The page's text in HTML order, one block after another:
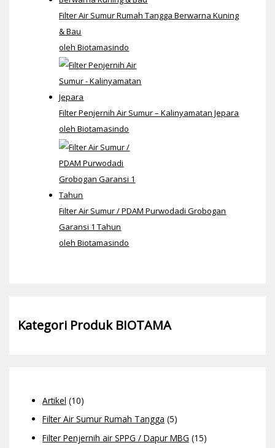
Filter Air Sumur Rumah Tangga Berwarna Kuning
& Bau
oleh Biotamasindo
Filter Penjernih Air Sumur – Kalinyamatan Jepara
oleh Biotamasindo
Filter Air Sumur / PDAM Purwodadi Grobogan
Garansi 1 Tahun
oleh Biotamasindo
Kategori Produk BIOTAMA
Artikel (10)
Filter Air Sumur Rumah Tangga (5)
Filter Penjernih air SPPG / Dapur MBG (15)